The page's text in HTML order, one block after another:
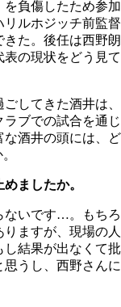
負傷したため参加
リルホジッチ前監督
た。後任は西野朗
表の現状をどう見て
してきた酒井は、
ブでの試合を通じ
な酒井の頭には、ど
ましたか。
ないです…。もちろ
ますが、現場の人
し結果が出なくて批
うし、西野さんに